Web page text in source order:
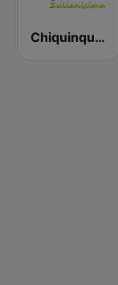
Chiquinquireña